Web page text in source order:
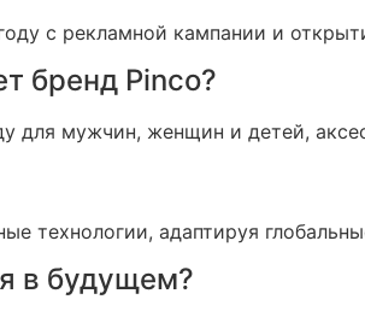
с рекламной кампании и
бренд Pinco?
для мужчин, женщин и детей,
технологии, адаптируя
в будущем?